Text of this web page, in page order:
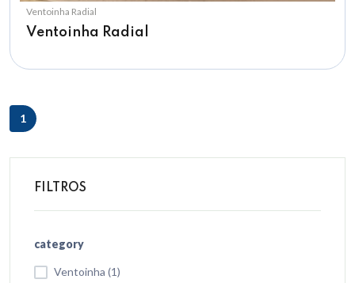
Ventoinha Radial
Ventoinha Radial
1
FILTROS
category
Ventoinha (1)